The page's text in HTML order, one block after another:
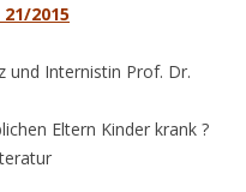
21/2015
und Internistin Prof. Dr.
Eltern Kinder krank ?